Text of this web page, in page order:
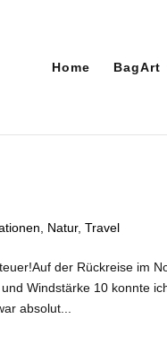
Home BagArt
Natur, Travel
der Rückreise im
Windstärke 10 konnte
absolut...